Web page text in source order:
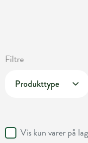
Filtre
Produkttype
Vis kun varer på